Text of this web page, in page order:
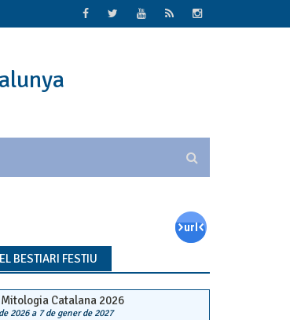
BESTIARI FESTIU
Catalana 2026
2026a 7 de gener de 2027